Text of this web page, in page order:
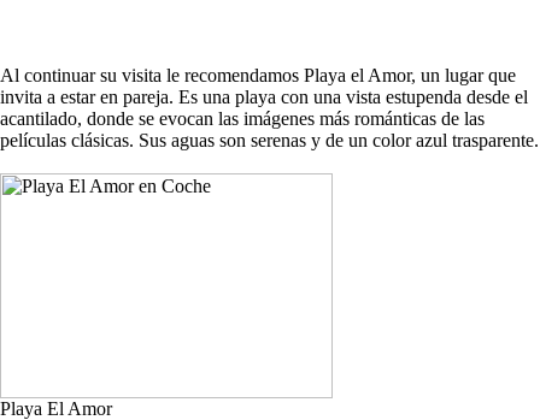
Al continuar su visita le recomendamos Playa el Amor, un lugar que
invita a estar en pareja. Es una playa con una vista estupenda desde el
acantilado, donde se evocan las imágenes más románticas de las
películas clásicas. Sus aguas son serenas y de un color azul trasparente.
Playa El Amor